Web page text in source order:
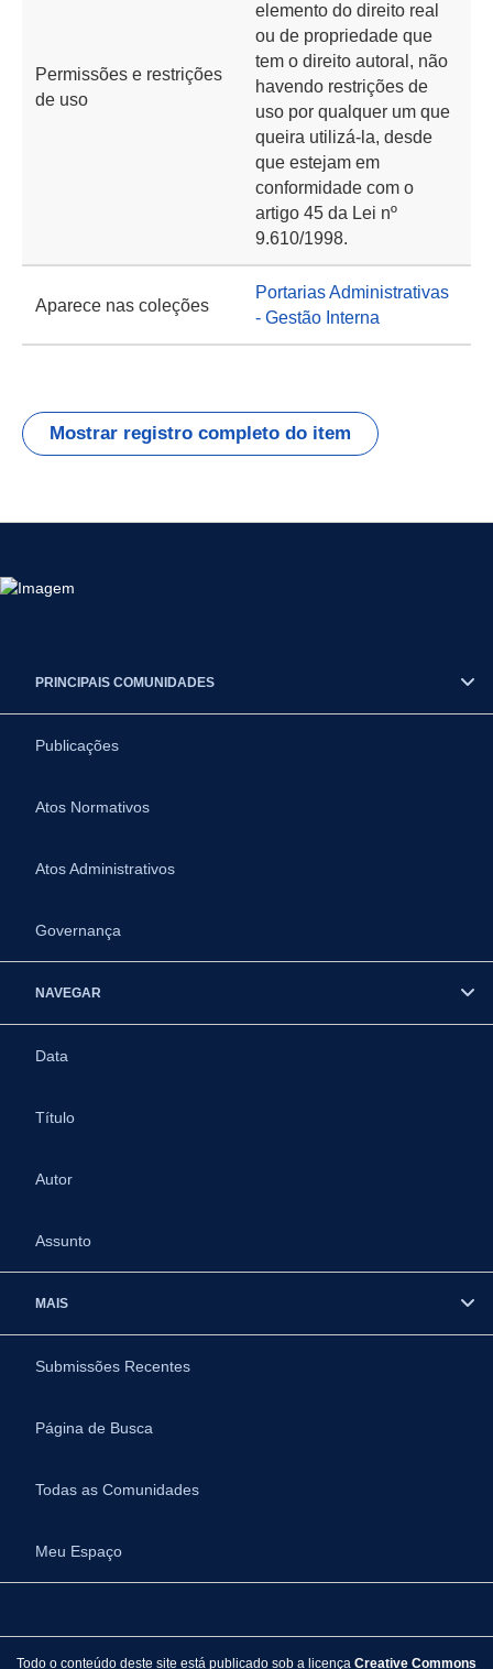
Permissões e restrições
de uso
elemento do direito real
ou de propriedade que
tem o direito autoral, não
havendo restrições de
uso por qualquer um que
queira utilizá-la, desde
que estejam em
conformidade com o
artigo 45 da Lei nº
9.610/1998.
Aparece nas coleções
Portarias Administrativas
- Gestão Interna
Mostrar registro completo do item
PRINCIPAIS COMUNIDADES
Publicações
Atos Normativos
Atos Administrativos
Governança
NAVEGAR
Data
Título
Autor
Assunto
MAIS
Submissões Recentes
Página de Busca
Todas as Comunidades
Meu Espaço
Todo o conteúdo deste site está publicado sob a licença Creative Commons